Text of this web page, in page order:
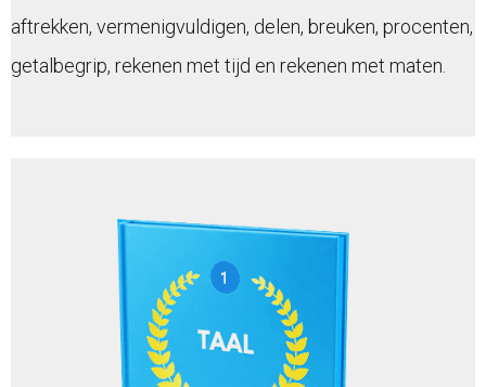
aftrekken, vermenigvuldigen, delen, breuken, procenten,
getalbegrip, rekenen met tijd en rekenen met maten.